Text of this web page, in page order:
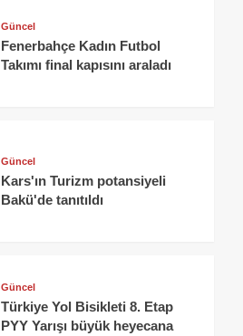
Güncel
Fenerbahçe Kadın Futbol
Takımı final kapısını araladı
Güncel
Kars'ın Turizm potansiyeli
Bakü'de tanıtıldı
Güncel
Türkiye Yol Bisikleti 8. Etap
PYY Yarışı büyük heyecana